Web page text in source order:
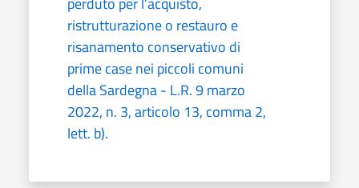
ristrutturazione o restauro e
risanamento conservativo di
prime case nei piccoli comuni
della Sardegna - L.R. 9 marzo
2022, n. 3, articolo 13, comma 2,
lett. b).